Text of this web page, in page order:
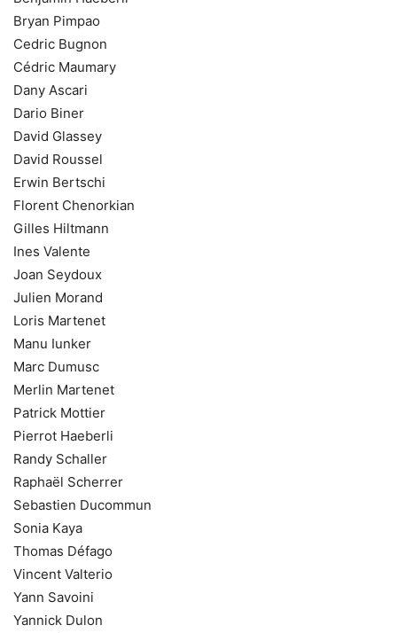
Bryan Pimpao
Cedric Bugnon
Cédric Maumary
Dany Ascari
Dario Biner
David Glassey
David Roussel
Erwin Bertschi
Florent Chenorkian
Gilles Hiltmann
Ines Valente
Joan Seydoux
Julien Morand
Loris Martenet
Manu Iunker
Marc Dumusc
Merlin Martenet
Patrick Mottier
Pierrot Haeberli
Randy Schaller
Raphaël Scherrer
Sebastien Ducommun
Sonia Kaya
Thomas Défago
Vincent Valterio
Yann Savoini
Yannick Dulon